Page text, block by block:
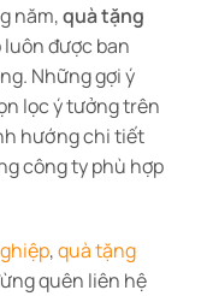
năm,quà tặng
được ban
Những gợi ý
lọc ý tưởng trên
hướng chi tiết
công ty phù hợp
,quà tặng
quên liên hệ